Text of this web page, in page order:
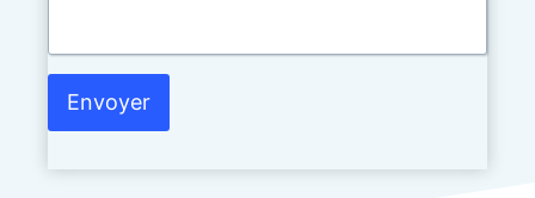
Envoyer